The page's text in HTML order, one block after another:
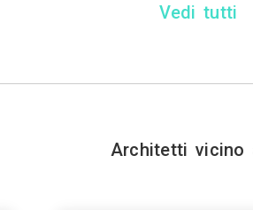
Vedi tutti
Architetti vicino